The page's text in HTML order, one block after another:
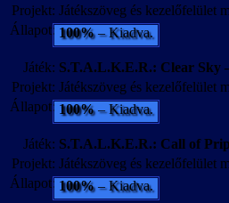
Projekt: Játékszöveg és kezelőfelület
Állapot: 100%– Kiadva.
Játék: S.T.A.L.K.E.R.: Clear Sky
Projekt: Játékszöveg és kezelőfelület
Állapot: 100%– Kiadva.
Játék: S.T.A.L.K.E.R.: Call of
Projekt: Játékszöveg és kezelőfelület
Állapot: 100%– Kiadva.